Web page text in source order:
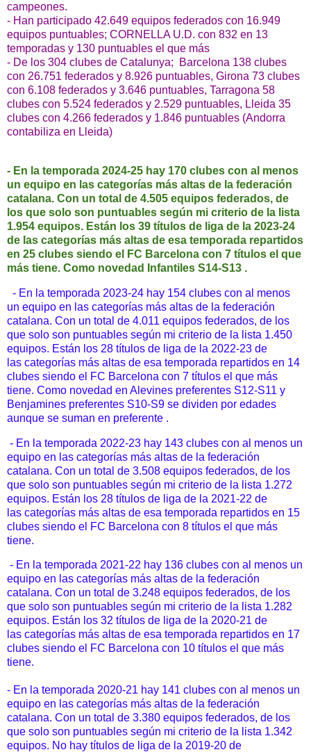
campeones.
- Han participado 42.649 equipos federados con 16.949
equipos puntuables; CORNELLA U.D. con 832 en 13
temporadas y 130 puntuables el que más
- De los 304 clubes de Catalunya; Barcelona 138 clubes
con 26.751 federados y 8.926 puntuables, Girona 73 clubes
con 6.108 federados y 3.646 puntuables, Tarragona 58
clubes con 5.524 federados y 2.529 puntuables, Lleida 35
clubes con 4.266 federados y 1.846 puntuables (Andorra
contabiliza en Lleida)
- En la temporada 2024-25 hay 170 clubes con al menos
un equipo en las categorías más altas de la federación
catalana. Con un total de 4.505 equipos federados, de
los que solo son puntuables según mi criterio de la lista
1.954 equipos. Están los 39 títulos de liga de la 2023-24
de las categorías más altas de esa temporada repartidos
en 25 clubes siendo el FC Barcelona con 7 títulos el que
más tiene. Como novedad Infantiles S14-S13 .
- En la temporada 2023-24 hay 154 clubes con al menos
un equipo en las categorías más altas de la federación
catalana. Con un total de 4.011 equipos federados, de los
que solo son puntuables según mi criterio de la lista 1.450
equipos. Están los 28 títulos de liga de la 2022-23 de
las categorías más altas de esa temporada repartidos en 14
clubes siendo el FC Barcelona con 7 títulos el que más
tiene. Como novedad en Alevines preferentes S12-S11 y
Benjamines preferentes S10-S9 se dividen por edades
aunque se suman en preferente .
- En la temporada 2022-23 hay 143 clubes con al menos un
equipo en las categorías más altas de la federación
catalana. Con un total de 3.508 equipos federados, de los
que solo son puntuables según mi criterio de la lista 1.272
equipos. Están los 28 títulos de liga de la 2021-22 de
las categorías más altas de esa temporada repartidos en 15
clubes siendo el FC Barcelona con 8 títulos el que más
tiene.
- En la temporada 2021-22 hay 136 clubes con al menos un
equipo en las categorías más altas de la federación
catalana. Con un total de 3.248 equipos federados, de los
que solo son puntuables según mi criterio de la lista 1.282
equipos. Están los 32 títulos de liga de la 2020-21 de
las categorías más altas de esa temporada repartidos en 17
clubes siendo el FC Barcelona con 10 títulos el que más
tiene.
- En la temporada 2020-21 hay 141 clubes con al menos un
equipo en las categorías más altas de la federación
catalana. Con un total de 3.380 equipos federados, de los
que solo son puntuables según mi criterio de la lista 1.342
equipos. No hay títulos de liga de la 2019-20 de